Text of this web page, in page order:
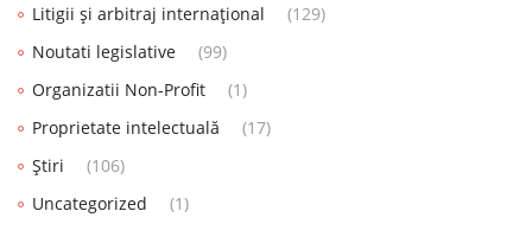
Litigii și arbitraj internațional
(129)
Noutati legislative
(99)
Organizatii Non-Profit
(1)
Proprietate intelectuală
(17)
Știri
(106)
Uncategorized
(1)